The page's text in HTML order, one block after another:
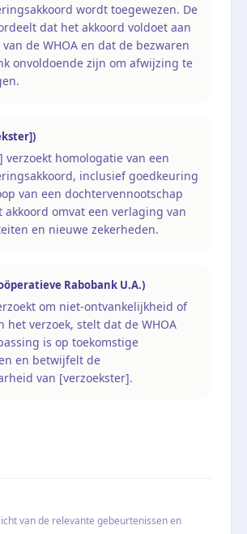
wordt toegewezen. De
dat het akkoord voldoet aan
de WHOA en dat de bezwaren
onvoldoende zijn om afwijzing te
verzoekt homologatie van een
inclusief goedkeuring
van een dochtervennootschap
akkoord omvat een verlaging van
en nieuwe zekerheden.
Rabobank U.A.)
om niet-ontvankelijkheid of
het verzoek, stelt dat de WHOA
is op toekomstige
en betwijfelt de
van [verzoekster].
van de relevante gebeurtenissen en